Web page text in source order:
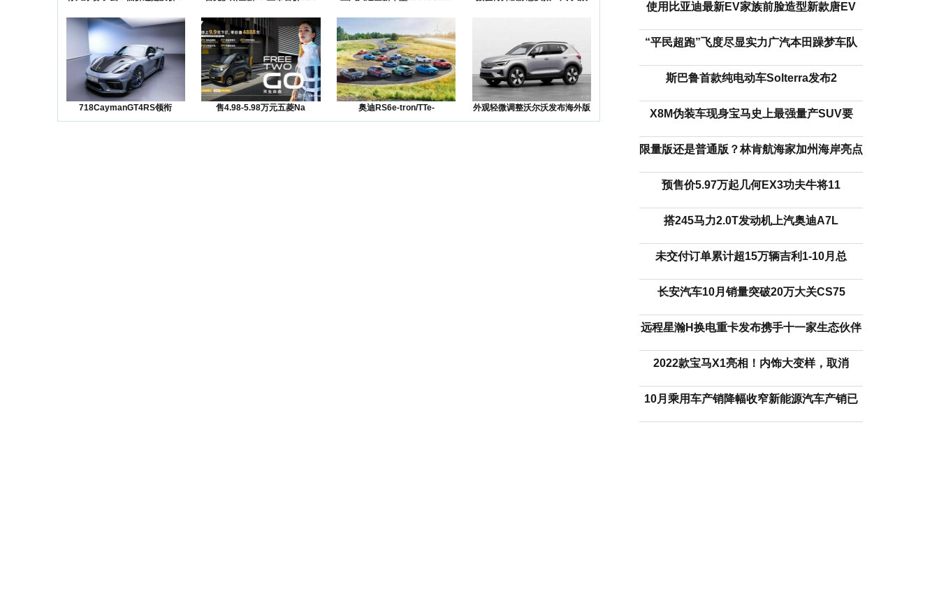
718CaymanGT4RS领衔 售4.98-5.98万元五菱Na 奥迪RS6e-tron/TTe-
外观轻微调整沃尔沃发布海外版
XC
使用比亚迪最新EV家族前脸造型新款唐EV
“平民超跑”飞度尽显实力广汽本田躁梦车队
斯巴鲁首款纯电动车Solterra发布2
X8M伪装车现身宝马史上最强量产SUV要
限量版还是普通版？林肯航海家加州海岸亮点
预售价5.97万起几何EX3功夫牛将11
搭245马力2.0T发动机上汽奥迪A7L
未交付订单累计超15万辆吉利1-10月总
长安汽车10月销量突破20万大关CS75
远程星瀚H换电重卡发布携手十一家生态伙伴
2022款宝马X1亮相！内饰大变样，取消
10月乘用车产销降幅收窄新能源汽车产销已